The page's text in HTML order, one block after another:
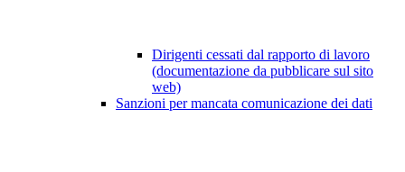
Dirigenti cessati dal rapporto di lavoro
(documentazione da pubblicare sul sito
web)
Sanzioni per mancata comunicazione dei dati